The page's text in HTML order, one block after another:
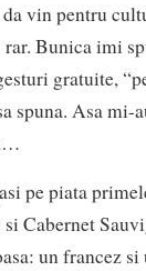
vin pentru
Bunica imi
gratuite,
spuna. Asa mi-
pe piata
Cabernet
un francez